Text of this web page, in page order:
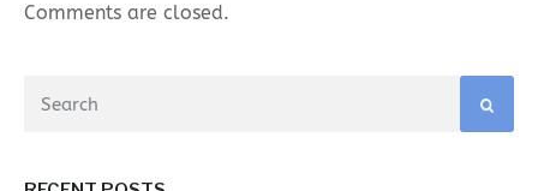
Comments are closed.